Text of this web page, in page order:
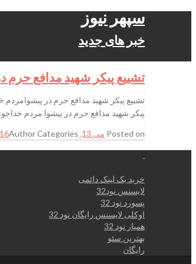
سپهر نیوز
خبر های جدید
تشییع پیکر شهید مدافع حرم
پیکر شهید مدافع حرم در پیشوا مردم
Posted on می 13, 2016 AuthorCategories
.
خرید بک لینک دائمی
لایسنس نود32
پسورد نود 32
اوکلی لایسنس رایگان نود 32
همیار نود 32
بهترین سئو
رایگان